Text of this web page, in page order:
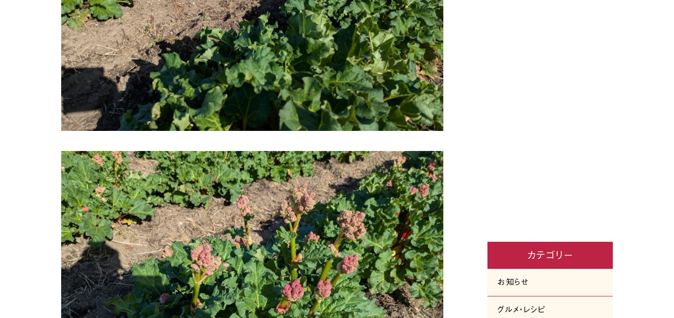
カテゴリー
お知らせ
グルメ・レシピ